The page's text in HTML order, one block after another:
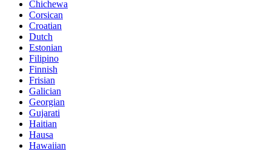
Chichewa
Corsican
Croatian
Dutch
Estonian
Filipino
Finnish
Frisian
Galician
Georgian
Gujarati
Haitian
Hausa
Hawaiian